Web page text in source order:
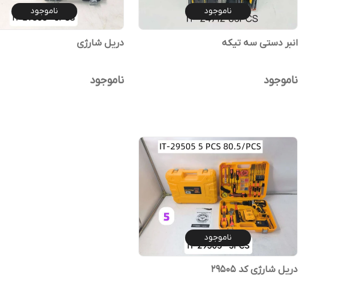
ناموجود
انبر دستی سه تیکه
ناموجود
ناموجود
دریل شارژی
ناموجود
ناموجود
دریل شارژی کد 29505